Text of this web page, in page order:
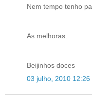
Nem tempo tenho
As melhoras.
Beijinhos doces
03 julho, 2010 12:26